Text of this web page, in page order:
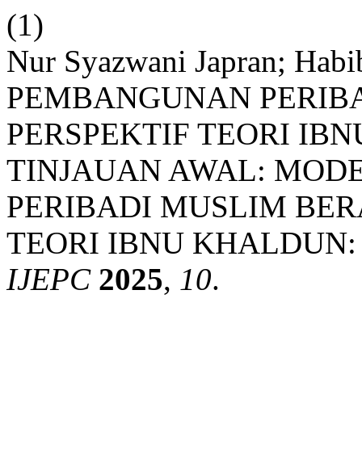
(1)
Nur Syazwani Japran;
PEMBANGUNAN
PERSPEKTIF TEORI
TINJAUAN AWAL:
PERIBADI MUSLIM
TEORI IBNU
IJEPC 2025, 10.